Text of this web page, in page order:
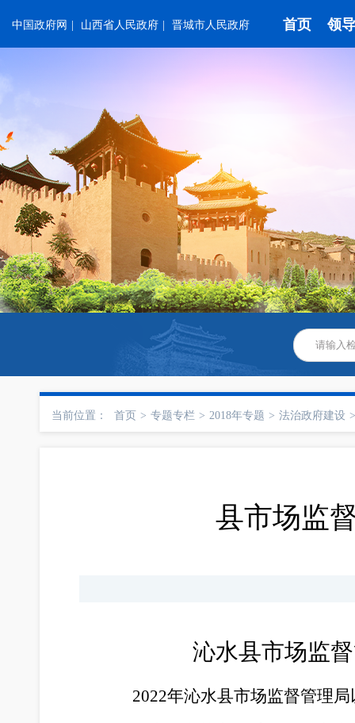
中国政府网 山西省人民政府 晋城市人民政府 首页 领
当前位置： 首页 > 专题专栏 > 2018年专题 > 法治政府建设 >
县市场监
沁水县市场监
2022年沁水县市场监督管理